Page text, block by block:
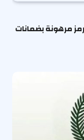
مرهونة بضمانات